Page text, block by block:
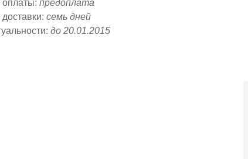
оплаты: предоплата
семь дней
до 20.01.2015